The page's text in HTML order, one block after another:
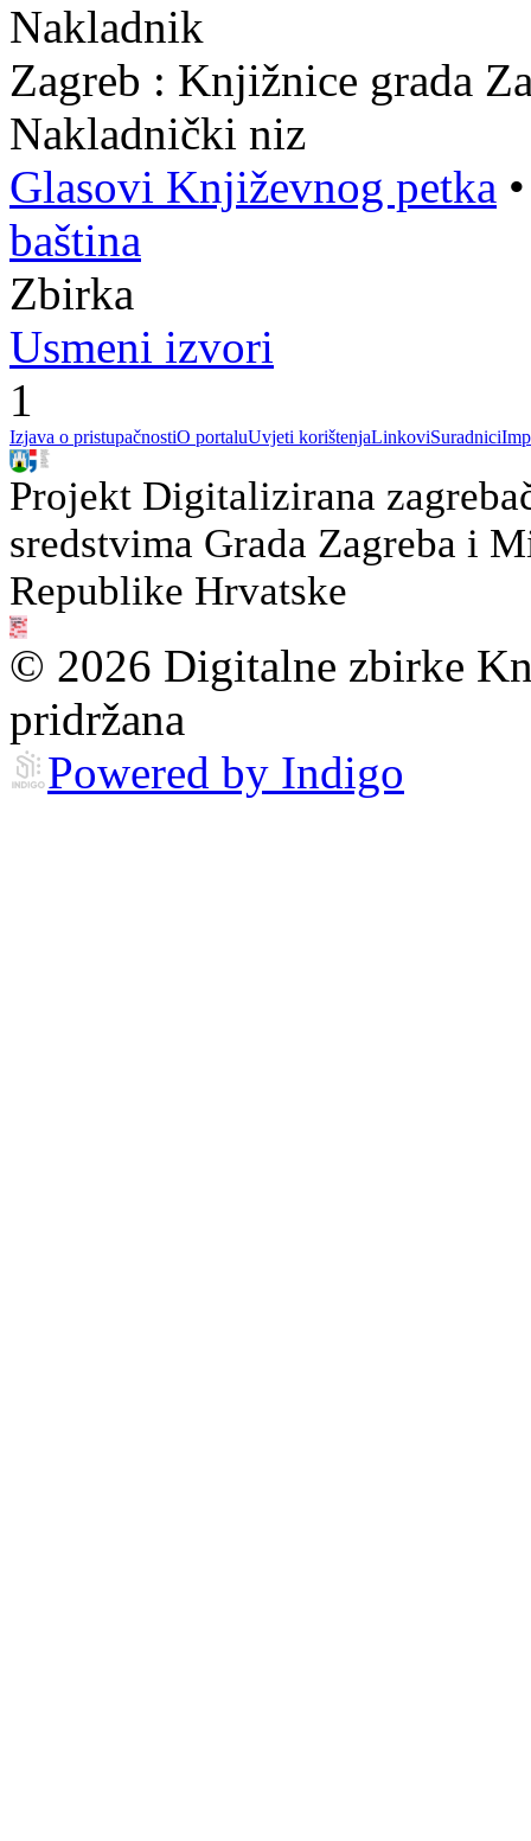
Nakladnik
Zagreb : Knjižnice grada
Nakladnički niz
Glasovi Književnog petka
baština
Zbirka
Usmeni izvori
1
Izjava o pristupačnostiO portaluUvjeti korištenjaLinkoviSuradnici
Projekt Digitalizirana
sredstvima Grada Zagreba i
Republike Hrvatske
© 2026 Digitalne zbirke
pridržana
Powered by Indigo